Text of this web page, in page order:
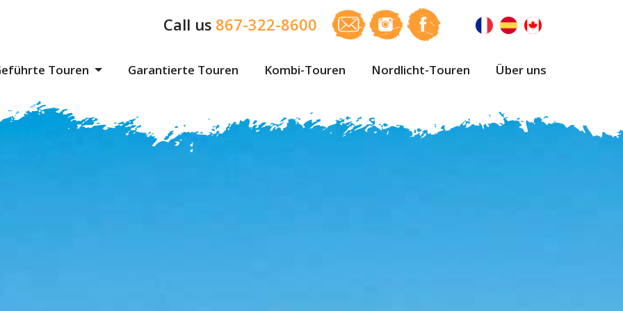
Call us 867-322-8600
Touren Garantierte Touren Kombi-Touren Nordlicht-Touren Über uns